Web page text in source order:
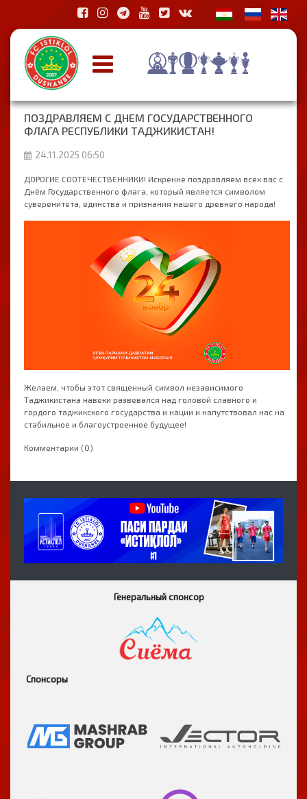
ПОЗДРАВЛЯЕМ С ДНЕМ ГОСУДАРСТВЕННОГО
ФЛАГА РЕСПУБЛИКИ ТАДЖИКИСТАН!
24.11.2025 06:50
ДОРОГИЕ СООТЕЧЕСТВЕННИКИ! Искренне поздравляем всех вас с
Днём Государственного флага, который является символом
суверенитета, единства и признания нашего древнего народа!
Желаем, чтобы этот священный символ независимого
Таджикистана навеки развевался над головой славного и
гордого таджикского государства и нации и напутствовал нас на
стабильное и благоустроенное будущее!
Комментарии (0)
Генеральный спонсор
Спонсоры